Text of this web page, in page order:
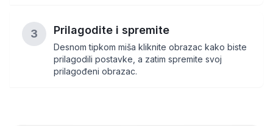
3 Prilagodite i spremite
Desnom tipkom miša kliknite obrazac kako biste
prilagodili postavke, a zatim spremite svoj
prilagođeni obrazac.